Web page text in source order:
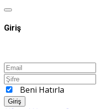
Giriş
Beni Hatırla
Giriş